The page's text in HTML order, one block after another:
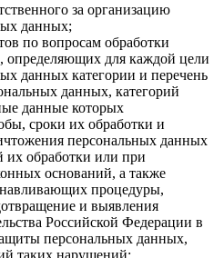
за организацию
данных;
по вопросам обработки
определяющих для каждой цели
данных категории и перечень
данных, категорий
данные которых
сроки их обработки и
персональных данных
их обработки или при
оснований, а также
процедуры,
и выявления
Российской Федерации в
персональных данных,
таких нарушений;